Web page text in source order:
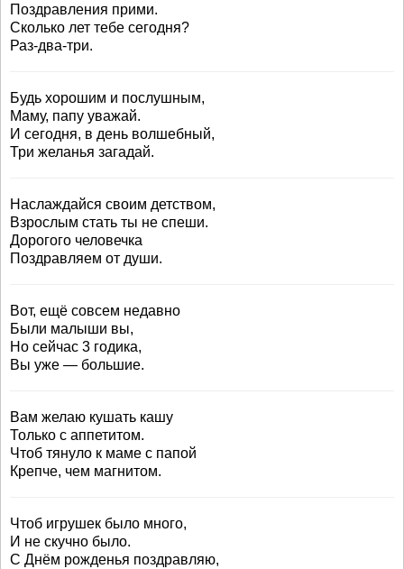
Поздравления прими.
Сколько лет тебе сегодня?
Раз-два-три.
Будь хорошим и послушным,
Маму, папу уважай.
И сегодня, в день волшебный,
Три желанья загадай.
Наслаждайся своим детством,
Взрослым стать ты не спеши.
Дорогого человечка
Поздравляем от души.
Вот, ещё совсем недавно
Были малыши вы,
Но сейчас 3 годика,
Вы уже — большие.
Вам желаю кушать кашу
Только с аппетитом.
Чтоб тянуло к маме с папой
Крепче, чем магнитом.
Чтоб игрушек было много,
И не скучно было.
С Днём рожденья поздравляю,